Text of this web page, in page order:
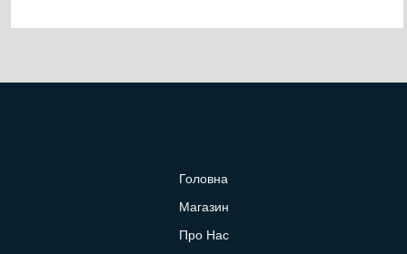
Головна
Магазин
Про Нас